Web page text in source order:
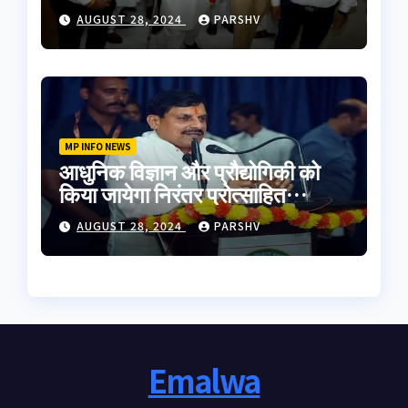
मुलाकात की
AUGUST 28, 2024 PARSHV
MP INFO NEWS
आधुनिक विज्ञान और प्रौद्योगिकी को
किया जायेगा निरंतर प्रोत्साहित
-मुख्यमंत्री डॉ. यादव
AUGUST 28, 2024 PARSHV
Emalwa